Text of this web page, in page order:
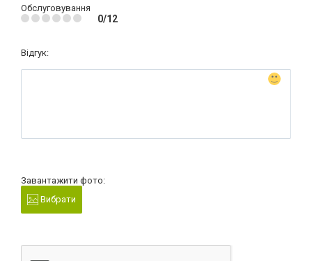
Обслуговування
0/12
Відгук:
Завантажити фото:
Вибрати